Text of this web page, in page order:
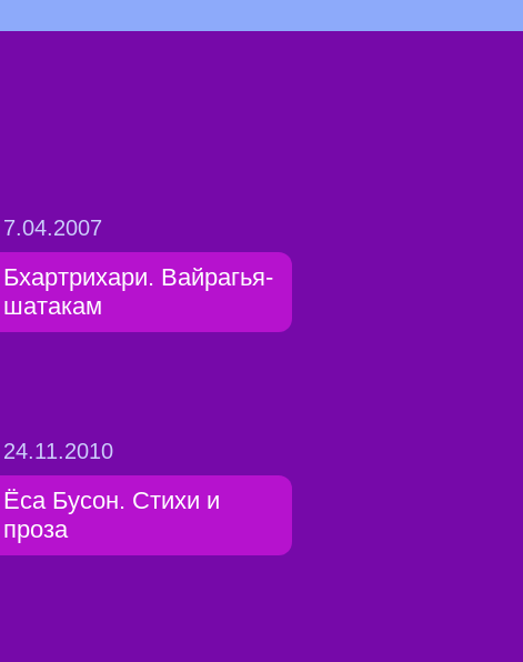
7.04.2007
Бхартрихари. Вайрагья-
шатакам
24.11.2010
Ёса Бусон. Стихи и
проза